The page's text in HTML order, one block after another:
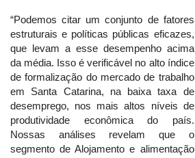
“Podemos citar um conjunto de fatores
estruturais e políticas públicas eficazes,
que levam a esse desempenho acima
da média. Isso é verificável no alto índice
de formalização do mercado de trabalho
em Santa Catarina, na baixa taxa de
desemprego, nos mais altos níveis de
produtividade econômica do país.
Nossas análises revelam que o
segmento de Alojamento e alimentação